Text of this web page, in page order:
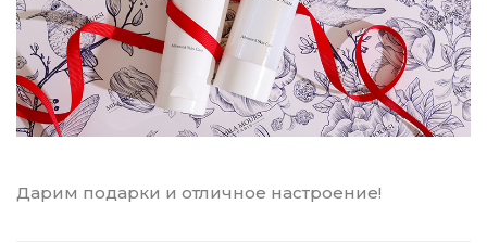
Дарим подарки и отличное настроение!